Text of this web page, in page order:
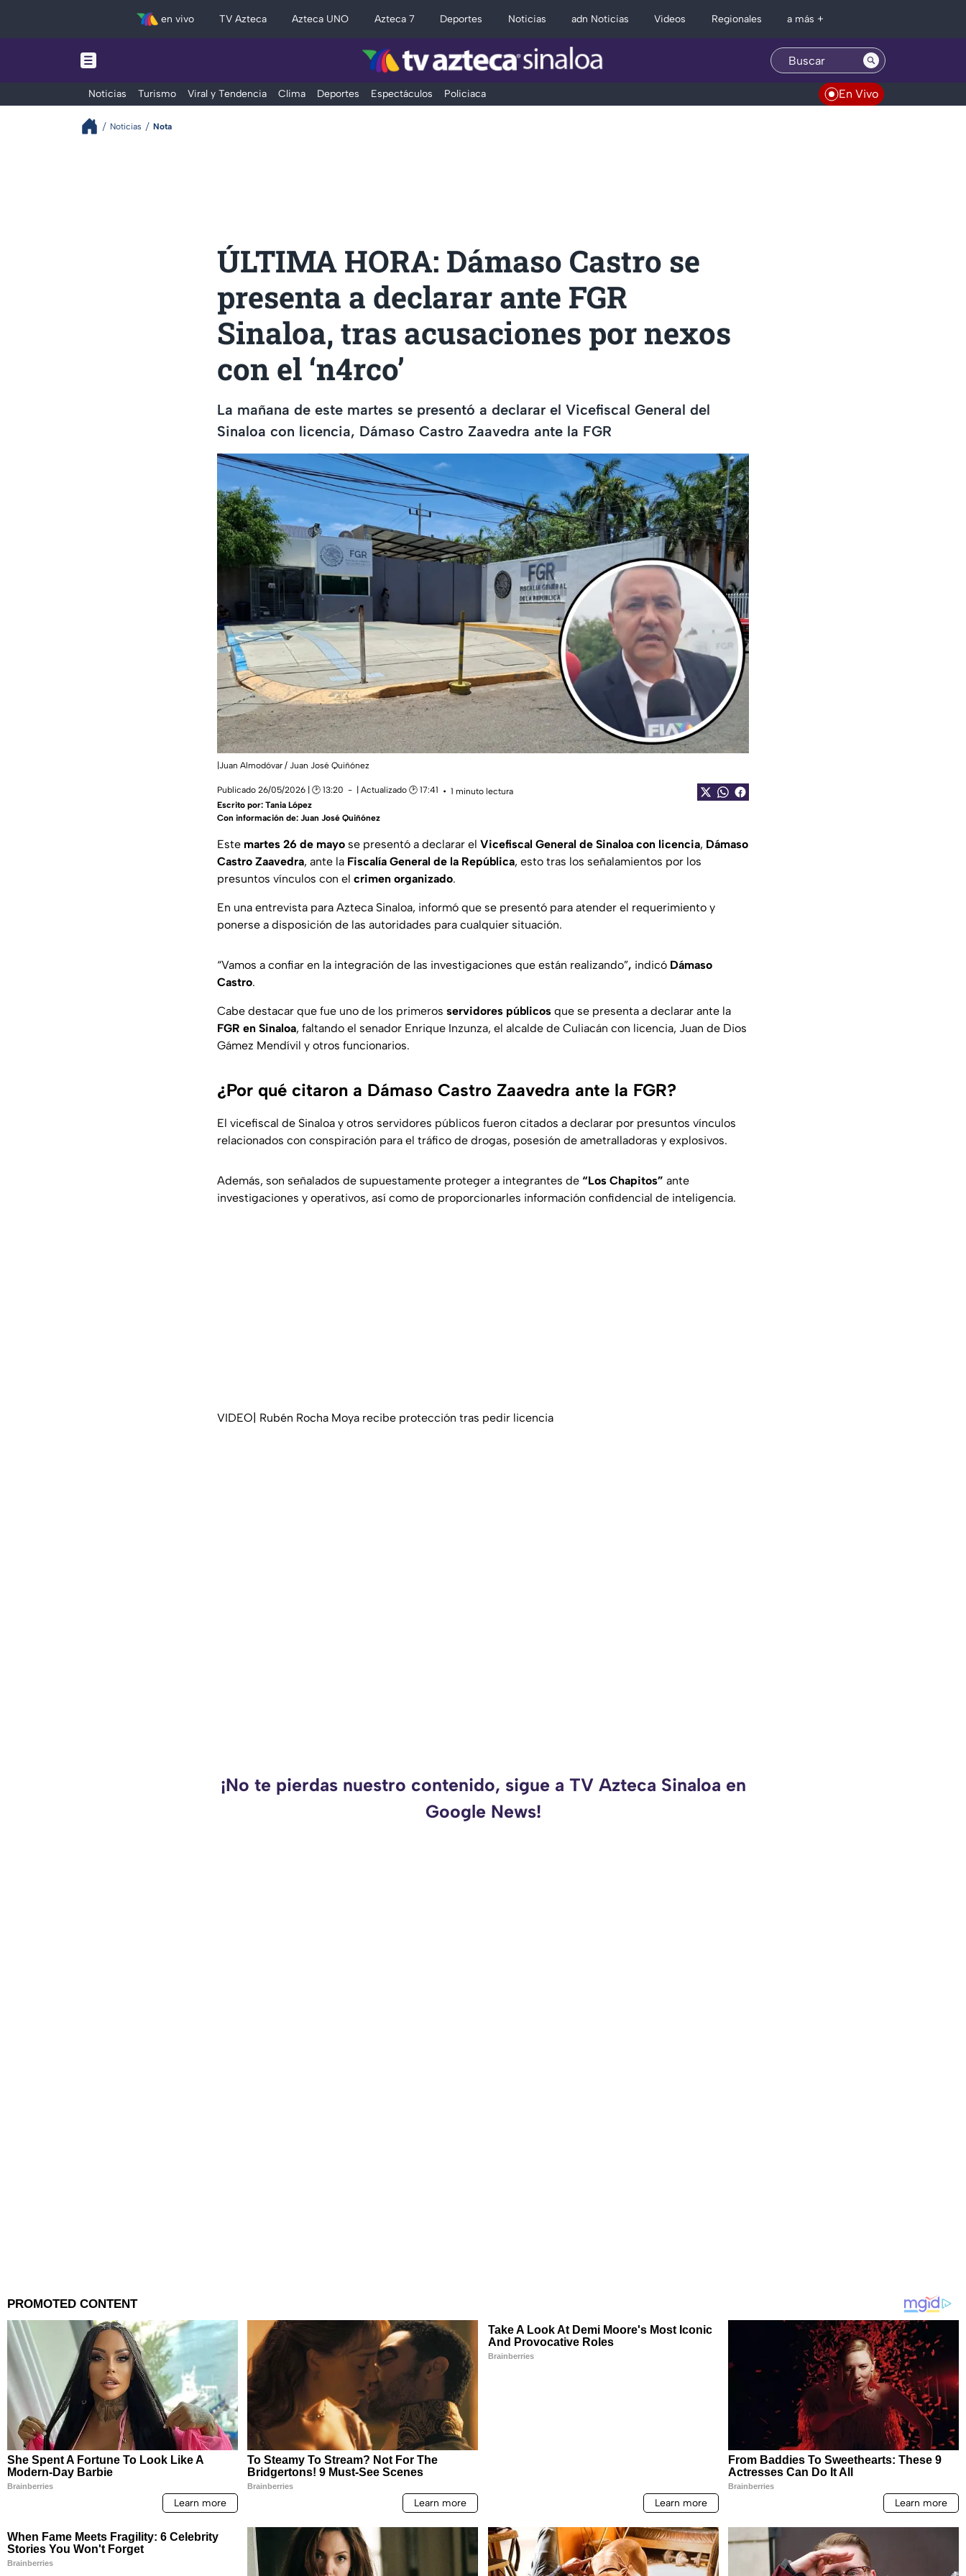
en vivo TV Azteca Azteca UNO Azteca 7 Deportes Noticias adn Noticias Videos Regionales a más +
Noticias Turismo Viral y Tendencia Clima Deportes Espectáculos Policiaca En Vivo
Noticias Nota
ÚLTIMA HORA: Dámaso Castro se
presenta a declarar ante FGR
Sinaloa, tras acusaciones por nexos
con el ‘n4rco’
La mañana de este martes se presentó a declarar el Vicefiscal General del
Sinaloa con licencia, Dámaso Castro Zaavedra ante la FGR
|Juan Almodóvar / Juan José Quiñónez
Publicado 26/05/2026 | 🕑 13:20 | Actualizado 🕑 17:41
1 minuto lectura
Escrito por: Tania López
Con información de: Juan José Quiñónez
Este martes 26 de mayo se presentó a declarar el Vicefiscal General de Sinaloa con licencia, Dámaso
Castro Zaavedra, ante la Fiscalía General de la República, esto tras los señalamientos por los
presuntos vínculos con el crimen organizado.
En una entrevista para Azteca Sinaloa, informó que se presentó para atender el requerimiento y
ponerse a disposición de las autoridades para cualquier situación.
“Vamos a confiar en la integración de las investigaciones que están realizando”, indicó Dámaso
Castro.
Cabe destacar que fue uno de los primeros servidores públicos que se presenta a declarar ante la
FGR en Sinaloa, faltando el senador Enrique Inzunza, el alcalde de Culiacán con licencia, Juan de Dios
Gámez Mendívil y otros funcionarios.
¿Por qué citaron a Dámaso Castro Zaavedra ante la FGR?
El vicefiscal de Sinaloa y otros servidores públicos fueron citados a declarar por presuntos vínculos
relacionados con conspiración para el tráfico de drogas, posesión de ametralladoras y explosivos.
Además, son señalados de supuestamente proteger a integrantes de “Los Chapitos” ante
investigaciones y operativos, así como de proporcionarles información confidencial de inteligencia.
VIDEO| Rubén Rocha Moya recibe protección tras pedir licencia
¡No te pierdas nuestro contenido, sigue a TV Azteca Sinaloa en
Google News!